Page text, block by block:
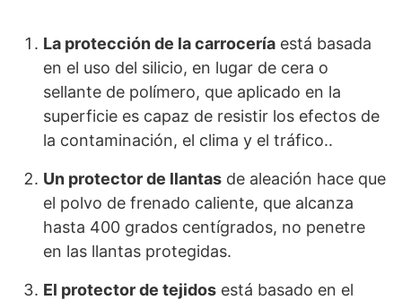
La protección de la carrocería está basada
en el uso del silicio, en lugar de cera o
sellante de polímero, que aplicado en la
superficie es capaz de resistir los efectos de
la contaminación, el clima y el tráfico..
Un protector de llantas de aleación hace que
el polvo de frenado caliente, que alcanza
hasta 400 grados centígrados, no penetre
en las llantas protegidas.
El protector de tejidos está basado en el